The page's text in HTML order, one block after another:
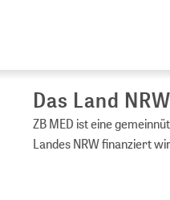
Das Land
ZB MED ist eine
Landes NRW finanziert